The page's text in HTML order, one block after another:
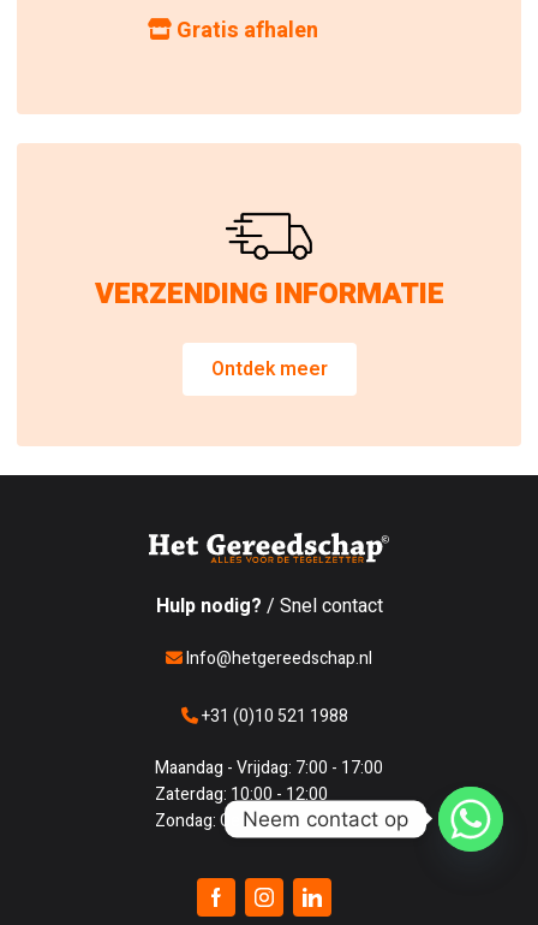
Gratis afhalen
VERZENDING INFORMATIE
Ontdek meer
Hulp nodig? / Snel contact
Info@hetgereedschap.nl
+31 (0)10 521 1988
Maandag - Vrijdag: 7:00 - 17:00
Zaterdag: 10:00 - 12:00
Zondag: GeslotenNeem contact op